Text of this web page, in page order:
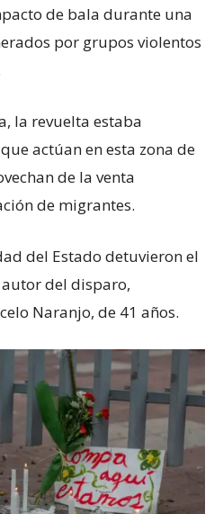
de bala durante una
por grupos violentos
la revuelta estaba
actúan en esta zona de
de la venta
de migrantes.
del Estado detuvieron el
del disparo,
Naranjo, de 41 años.